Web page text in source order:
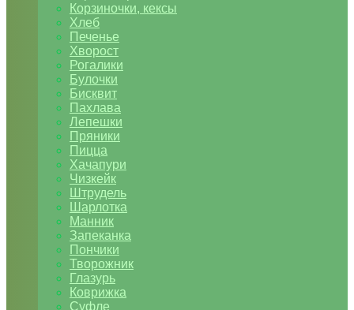
Корзиночки, кексы
Хлеб
Печенье
Хворост
Рогалики
Булочки
Бисквит
Пахлава
Лепешки
Пряники
Пицца
Хачапури
Чизкейк
Штрудель
Шарлотка
Манник
Запеканка
Пончики
Творожник
Глазурь
Коврижка
Суфле